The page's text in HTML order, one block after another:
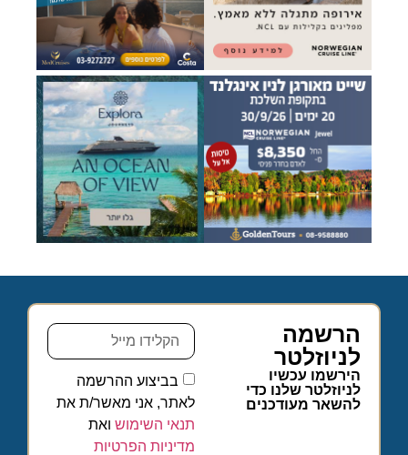
הרשמה
לניוזלטר
הירשמו עכשיו
לניוזלטר שלנו כדי
להשאר מעודכנים
בביצוע ההרשמה
לאתר, אני מאשר/ת את
תנאי השימוש ואת
מדיניות הפרטיות